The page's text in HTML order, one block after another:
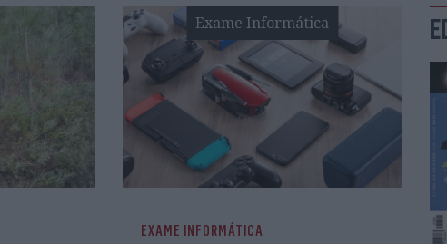
Exame Informática
EXAME INFORMÁTICA